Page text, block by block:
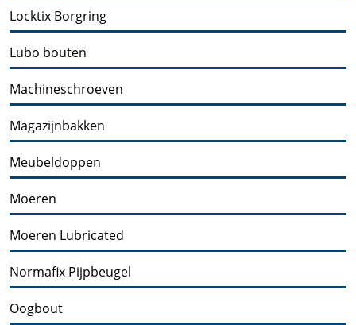
Locktix Borgring
Lubo bouten
Machineschroeven
Magazijnbakken
Meubeldoppen
Moeren
Moeren Lubricated
Normafix Pijpbeugel
Oogbout